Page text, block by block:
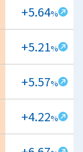
+5.64%
+5.21%
+5.57%
+4.22%